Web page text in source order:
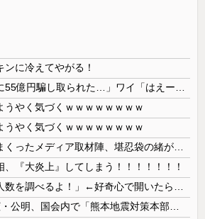
に冷えてやがる！
うやく気づくｗｗｗｗｗｗｗｗ
うやく気づくｗｗｗｗｗｗｗｗ
、『大炎上』してしまう！！！！！！！